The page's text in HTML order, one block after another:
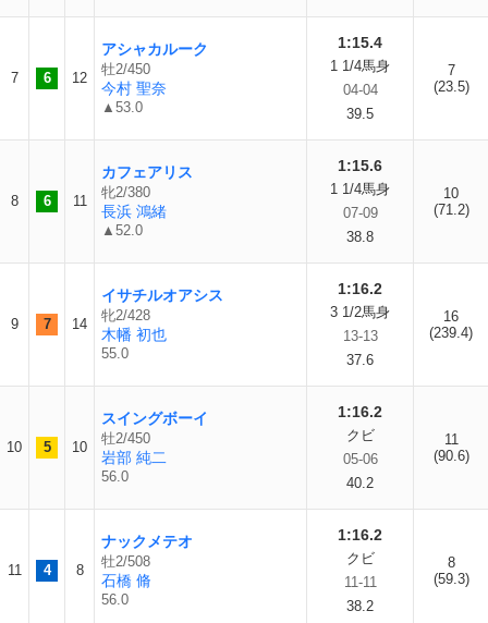
7 6 12
アシャカルーク
牡2/450
今村 聖奈
▲53.0
1:15.4
1 1/4馬身
04-04
39.5
7
(23.5)
8 6 11
カフェアリス
牝2/380
長浜 鴻緒
▲52.0
1:15.6
1 1/4馬身
07-09
38.8
10
(71.2)
9 7 14
イサチルオアシス
牝2/428
木幡 初也
55.0
1:16.2
3 1/2馬身
13-13
37.6
16
(239.4)
10 5 10
スイングボーイ
牡2/450
岩部 純二
56.0
1:16.2
クビ
05-06
40.2
11
(90.6)
11 4 8
ナックメテオ
牡2/508
石橋 脩
56.0
1:16.2
クビ
11-11
38.2
8
(59.3)